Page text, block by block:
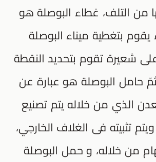
من التلف، غطاء البوصلة هو
بتغطية ميناء البوصلة
شعيرة تقوم بتحديد النقطة
حامل البوصلة هو عبارة عن
الذي من خلاله يتم تصنيع
تثبيته فى الغلاف الخارجي،
من خلاله، و حمل البوصلة